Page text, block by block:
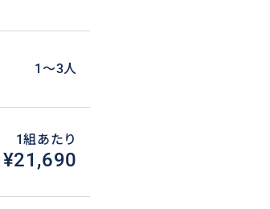
1〜3人
1組あたり
¥21,690